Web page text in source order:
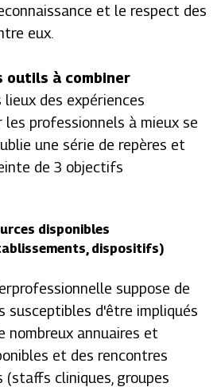
et le respect des
eux.
outils à combiner
des expériences
les professionnels à mieux se
une série de repères et
de 3 objectifs
disponibles
dispositifs)
suppose de
susceptibles d'être impliqués
nombreux annuaires et
et des rencontres
(staffs cliniques, groupes